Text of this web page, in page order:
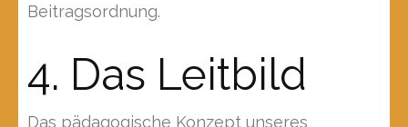
Beitragsordnung.
4. Das Leitbild
Das pädagogische Konzept unseres